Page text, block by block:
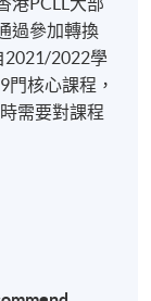
HKD9,300
[ENROL
的預備課
過參加轉換
2021/2022學
門核心課程，
需要對課程